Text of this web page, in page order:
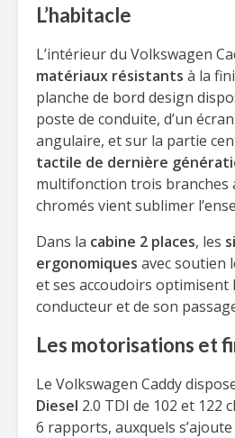
L’habitacle
L’intérieur du Volkswagen
matériaux résistants à la
planche de bord design
poste de conduite, d’un
angulaire, et sur la partie
tactile de dernière
multifonction trois branches
chromés vient sublimer
Dans la cabine 2 places, les
ergonomiques avec soutien
et ses accoudoirs optimisent
conducteur et de son
Les motorisations et
Le Volkswagen Caddy
Diesel 2.0 TDI de 102 et 122
6 rapports, auxquels